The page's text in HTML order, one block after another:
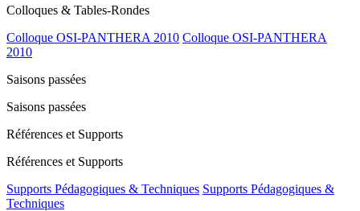
Colloques & Tables-Rondes
Colloque OSI-PANTHERA 2010 Colloque OSI-PANTHERA
2010
Saisons passées
Saisons passées
Références et Supports
Références et Supports
Supports Pédagogiques & Techniques Supports Pédagogiques &
Techniques